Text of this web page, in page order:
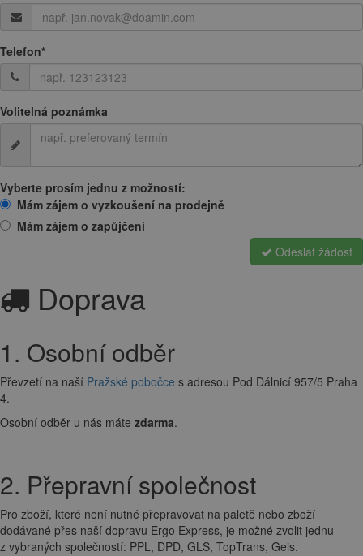
Telefon*
Volitelná poznámka
Vyberte prosím jednu z možností:
Mám zájem o vyzkoušení na prodejně
Mám zájem o zapůjčení
Odeslat žádost
Doprava
1. Osobní odběr
Převzetí na naší Pražské pobočce s adresou Pod Dálnicí 957/5 Praha
4.
Osobní odběr u nás máte zdarma.
2. Přepravní společnost
Pro zboží, které není nutné přepravovat na paletě nebo zboží
dodávané přes naší dopravu Ergo Express, je možné zvolit jednu
z vybraných společností: PPL, DPD, GLS, TopTrans, Geis.